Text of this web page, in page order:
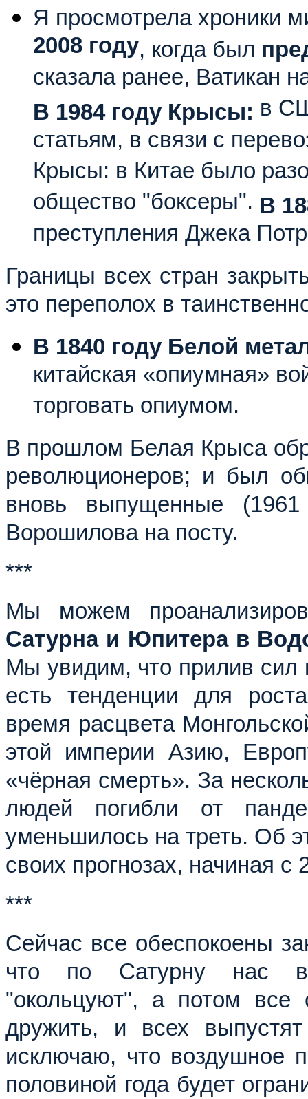
Я просмотрела хроники
2008 году, когда был
сказала ранее, Ватикан
В 1984 году Крысы: в
статьям, в связи с
Крысы: в Китае было
общество "боксеры". В
преступления Джека
Границы всех стран
это переполох в
В 1840 году Белой
китайская «опиумная»
торговать опиумом.
В прошлом Белая Крыса
революционеров; и был
вновь выпущенные
Ворошилова на посту.
***
Мы можем
Сатурна и Юпитера в
Мы увидим, что прилив сил
есть тенденции для
время расцвета
этой империи Азию,
«чёрная смерть». За
людей погибли от
уменьшилось на треть. Об
своих прогнозах, начиная с
***
Сейчас все обеспокоены
что по Сатурну нас
"окольцуют", а потом все
дружить, и всех
исключаю, что воздушное
половиной года будет